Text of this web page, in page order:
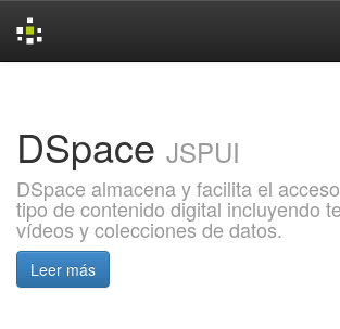
DSpace JSPUI
DSpace almacena y facilita el
tipo de contenido digital incluyendo
vídeos y colecciones de datos.
Leer más